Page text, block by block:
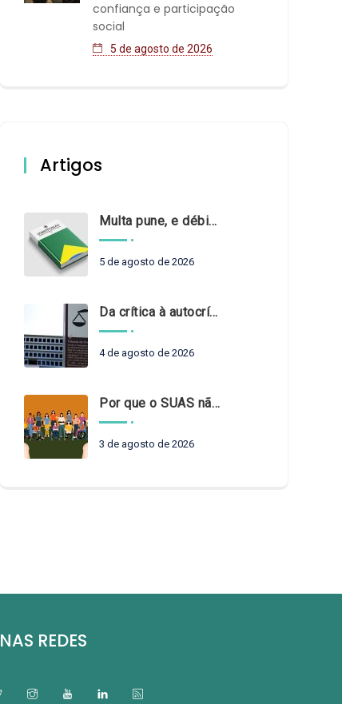
confiança e participação
social
5 de agosto de 2026
Artigos
Multa pune, e débito recompõe. § 3º do art. 71 da Constituição: um problema de legística formal
5 de agosto de 2026
Da crítica à autocrítica: Tribunais de Contas sob um novo olhar?
4 de agosto de 2026
Por que o SUAS não pode esperar?
3 de agosto de 2026
NAS REDES